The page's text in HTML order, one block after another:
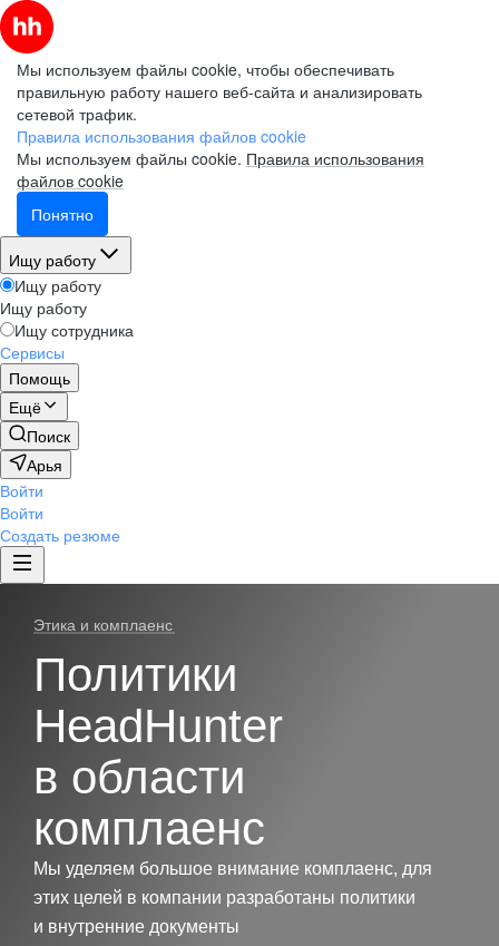
Мы используем файлы cookie, чтобы обеспечивать
правильную работу нашего веб-сайта и анализировать
сетевой трафик.
Правила использования файлов cookie
Мы используем файлы cookie. Правила использования
файлов cookie
Понятно
Ищу работу
Ищу работу
Ищу работу
Ищу сотрудника
Сервисы
Помощь
Ещё
Поиск
Арья
Войти
Войти
Создать резюме
Этика и комплаенс
Политики
HeadHunter
в области
комплаенс
Мы уделяем большое внимание комплаенс, для
этих целей в компании разработаны политики
и внутренние документы